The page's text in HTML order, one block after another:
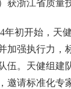
获浙江省质量
年初开始，天
加强执行力，
伍。天健组建
邀请标准化专